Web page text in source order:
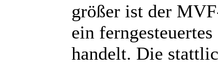
größer ist der
ein
handelt. Die